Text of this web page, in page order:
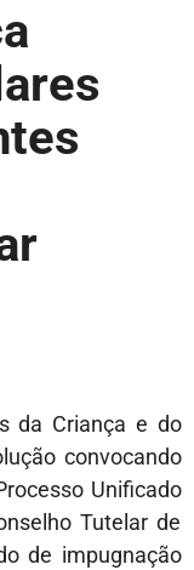
da Criança e do
convocando
Unificado
Tutelar de
de impugnação